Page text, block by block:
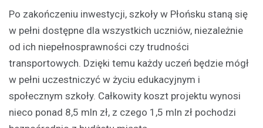
Po zakończeniu inwestycji, szkoły w Płońsku staną się
w pełni dostępne dla wszystkich uczniów, niezależnie
od ich niepełnosprawności czy trudności
transportowych. Dzięki temu każdy uczeń będzie mógł
w pełni uczestniczyć w życiu edukacyjnym i
społecznym szkoły. Całkowity koszt projektu wynosi
nieco ponad 8,5 mln zł, z czego 1,5 mln zł pochodzi